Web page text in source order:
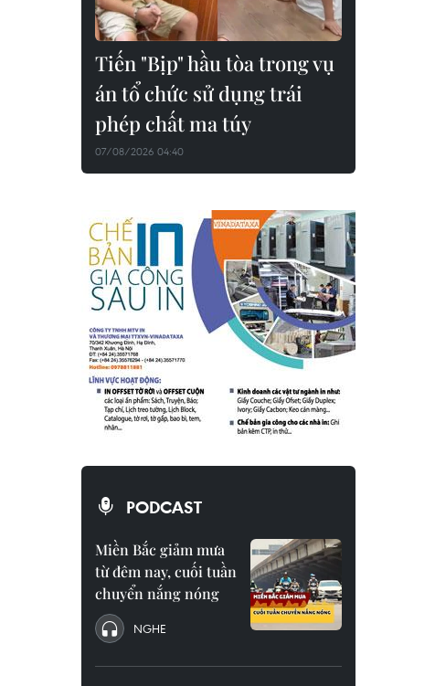
Tiến "Bịp" hầu tòa trong vụ
án tổ chức sử dụng trái
phép chất ma túy
07/08/2026 04:40
PODCAST
Miền Bắc giảm mưa
từ đêm nay, cuối tuần
chuyển nắng nóng
NGHE